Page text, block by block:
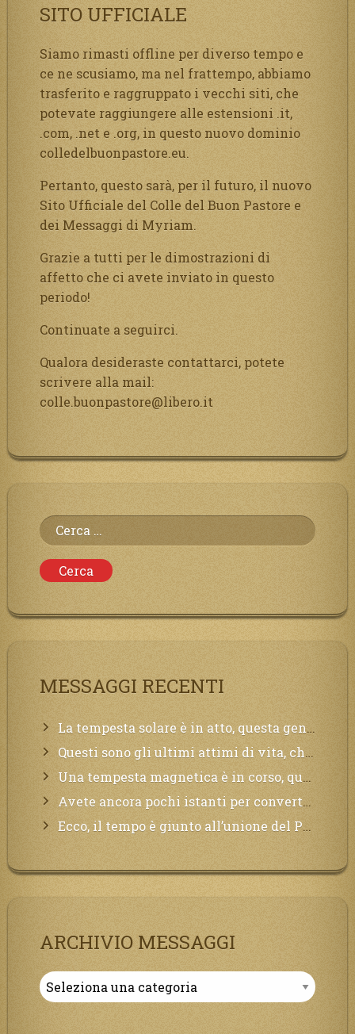
SITO UFFICIALE
Siamo rimasti offline per diverso tempo e
ce ne scusiamo, ma nel frattempo, abbiamo
trasferito e raggruppato i vecchi siti, che
potevate raggiungere alle estensioni .it,
.com, .net e .org, in questo nuovo dominio
colledelbuonpastore.eu.
Pertanto, questo sarà, per il futuro, il nuovo
Sito Ufficiale del Colle del Buon Pastore e
dei Messaggi di Myriam.
Grazie a tutti per le dimostrazioni di
affetto che ci avete inviato in questo
periodo!
Continuate a seguirci.
Qualora desideraste contattarci, potete
scrivere alla mail:
colle.buonpastore@libero.it
Ricerca
per:
MESSAGGI RECENTI
La tempesta solare è in atto, questa generazione soffrirà molto, la Terra arderà, l’acqua sarà contaminata, il cibo non sarà più nelle vostre mense.
Questi sono gli ultimi attimi di vita, chi si vuole salvare Mi chiami in suo aiuto.
Una tempesta magnetica è in corso, questa generazione patirà. Il black out non tarderà ad arrivare e tutta la Terra sarà oscurata.
Avete ancora pochi istanti per convertirvi, non perdete tempo, la sciagura arriverà all’improvviso e per chi non si sarà preparato saranno dolori.
Ecco, il tempo è giunto all’unione del Padre con il figlio, non avete che da attendere pochissimo.
ARCHIVIO MESSAGGI
Archivio
Messaggi